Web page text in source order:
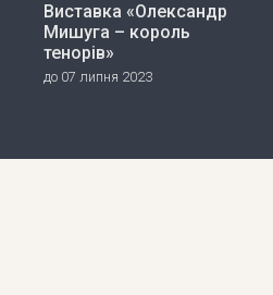
Виставка «Олександр
Мишуга – король
тенорів»
до 07 липня 2023